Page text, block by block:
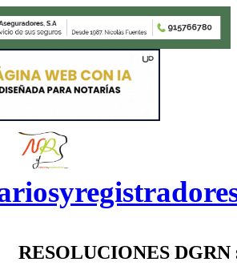
RESOLUCIONES DGRN